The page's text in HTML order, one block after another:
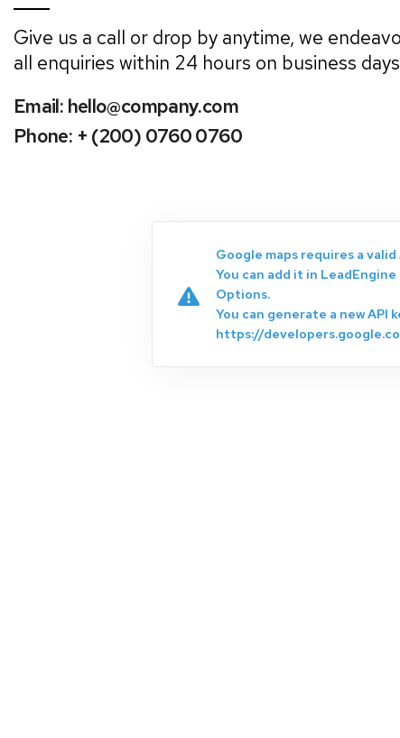
Give us a call or drop by anytime, we
all enquiries within 24 hours on business
Email: hello@company.com
Phone: + (200) 0760 0760
Google maps requires a
You can add it in
Options.
You can generate a new API
https://